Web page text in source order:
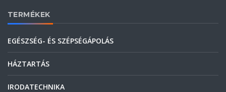
TERMÉKEK
EGÉSZSÉG- ÉS SZÉPSÉGÁPOLÁS
HÁZTARTÁS
IRODATECHNIKA